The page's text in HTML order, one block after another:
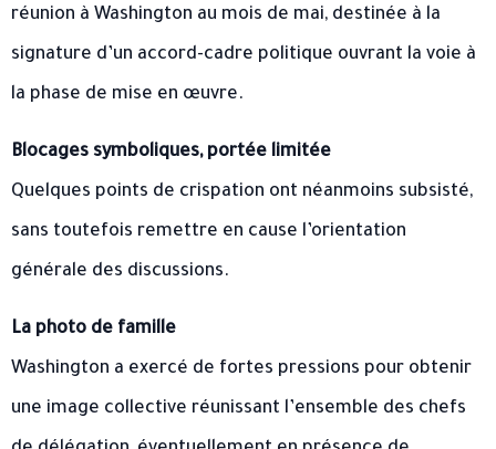
réunion à Washington au mois de mai, destinée à la
signature d’un accord-cadre politique ouvrant la voie à
la phase de mise en œuvre.
Blocages symboliques, portée limitée
Quelques points de crispation ont néanmoins subsisté,
sans toutefois remettre en cause l’orientation
générale des discussions.
La photo de famille
Washington a exercé de fortes pressions pour obtenir
une image collective réunissant l’ensemble des chefs